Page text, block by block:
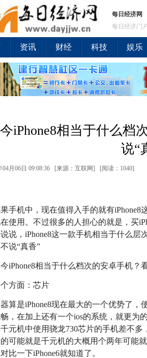
每日经济网
每日经济门
资讯 财经 科技 娱乐
iPhone8相当于什么档
说“
04月06日 09:08:36 [来源：互联网] [阅读：1040]
手机中，现在值得入手的就有
使用。不过很多的人担心的就是，买
说，iPhone8这一款手机相当于什么
说“真香”
方面：芯片
算是iPhone8现在最大的一个优势了
，在加上还有一个ios的系统，就更为
元机中使用骁龙730芯片的手机差不
可能就是千元机的大概用个两年可能
比一下iPhone6就知道了。